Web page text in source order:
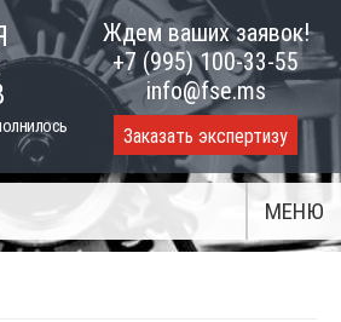
Ждем ваших заявок!
+7 (995) 100-33-55
info@fse.ms
Заказать экспертизу
МЕНЮ